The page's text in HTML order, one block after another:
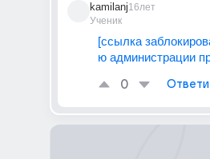
kamilanj
Ученик
16лет
[ссылка
ю администрации
0